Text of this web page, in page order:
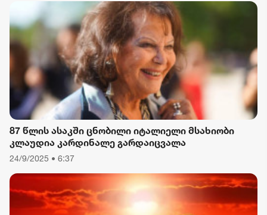
87 წლის ასაკში ცნობილი იტალიელი მსახიობი
კლაუდია კარდინალე გარდაიცვალა
24/9/2025 • 6:37